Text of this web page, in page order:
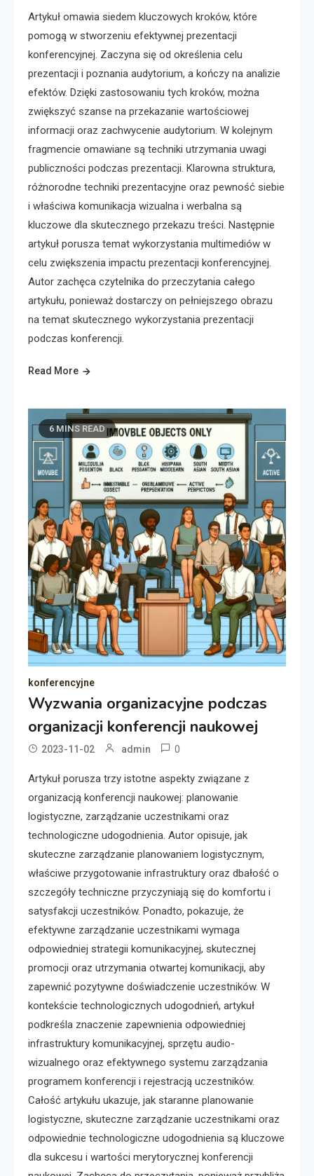
Artykuł omawia siedem kluczowych kroków, które
pomogą w stworzeniu efektywnej prezentacji
konferencyjnej. Zaczyna się od określenia celu
prezentacji i poznania audytorium, a kończy na analizie
efektów. Dzięki zastosowaniu tych kroków, można
zwiększyć szanse na przekazanie wartościowej
informacji oraz zachwycenie audytorium. W kolejnym
fragmencie omawiane są techniki utrzymania uwagi
publiczności podczas prezentacji. Klarowna struktura,
różnorodne techniki prezentacyjne oraz pewność siebie
i właściwa komunikacja wizualna i werbalna są
kluczowe dla skutecznego przekazu treści. Następnie
artykuł porusza temat wykorzystania multimediów w
celu zwiększenia impactu prezentacji konferencyjnej.
Autor zachęca czytelnika do przeczytania całego
artykułu, ponieważ dostarczy on pełniejszego obrazu
na temat skutecznego wykorzystania prezentacji
podczas konferencji.
Read More
6 MINS READ
konferencyjne
Wyzwania organizacyjne podczas
organizacji konferencji naukowej
2023-11-02 admin 0
Artykuł porusza trzy istotne aspekty związane z
organizacją konferencji naukowej: planowanie
logistyczne, zarządzanie uczestnikami oraz
technologiczne udogodnienia. Autor opisuje, jak
skuteczne zarządzanie planowaniem logistycznym,
właściwe przygotowanie infrastruktury oraz dbałość o
szczegóły techniczne przyczyniają się do komfortu i
satysfakcji uczestników. Ponadto, pokazuje, że
efektywne zarządzanie uczestnikami wymaga
odpowiedniej strategii komunikacyjnej, skutecznej
promocji oraz utrzymania otwartej komunikacji, aby
zapewnić pozytywne doświadczenie uczestników. W
kontekście technologicznych udogodnień, artykuł
podkreśla znaczenie zapewnienia odpowiedniej
infrastruktury komunikacyjnej, sprzętu audio-
wizualnego oraz efektywnego systemu zarządzania
programem konferencji i rejestracją uczestników.
Całość artykułu ukazuje, jak staranne planowanie
logistyczne, skuteczne zarządzanie uczestnikami oraz
odpowiednie technologiczne udogodnienia są kluczowe
dla sukcesu i wartości merytorycznej konferencji